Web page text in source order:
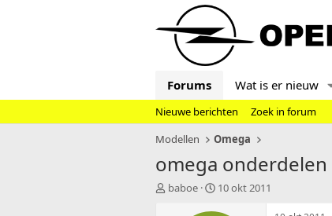
Forums Wat is er nieuw
Nieuwe berichten
Zoek in forum
Modellen
Omega
omega onderdelen
T
baboe
S10 okt 2011